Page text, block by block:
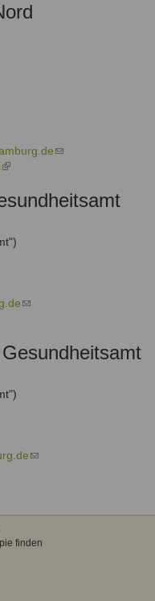
(link
mail)
(link
external)
(link
mail)
(link
finden